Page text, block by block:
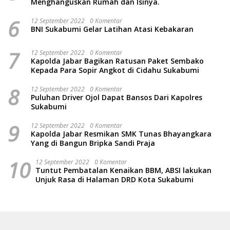
6 12 September 2022 0 Komentar
BNI Sukabumi Gelar Latihan Atasi Kebakaran
7 12 September 2022 0 Komentar
Kapolda Jabar Bagikan Ratusan Paket Sembako
Kepada Para Sopir Angkot di Cidahu Sukabumi
8 12 September 2022 0 Komentar
Puluhan Driver Ojol Dapat Bansos Dari Kapolres
Sukabumi
9 12 September 2022 0 Komentar
Kapolda Jabar Resmikan SMK Tunas Bhayangkara
Yang di Bangun Bripka Sandi Praja
10 12 September 2022 0 Komentar
Tuntut Pembatalan Kenaikan BBM, ABSI lakukan
Unjuk Rasa di Halaman DRD Kota Sukabumi